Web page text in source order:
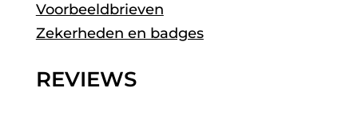
Voorbeeldbrieven
Zekerheden en badges
REVIEWS